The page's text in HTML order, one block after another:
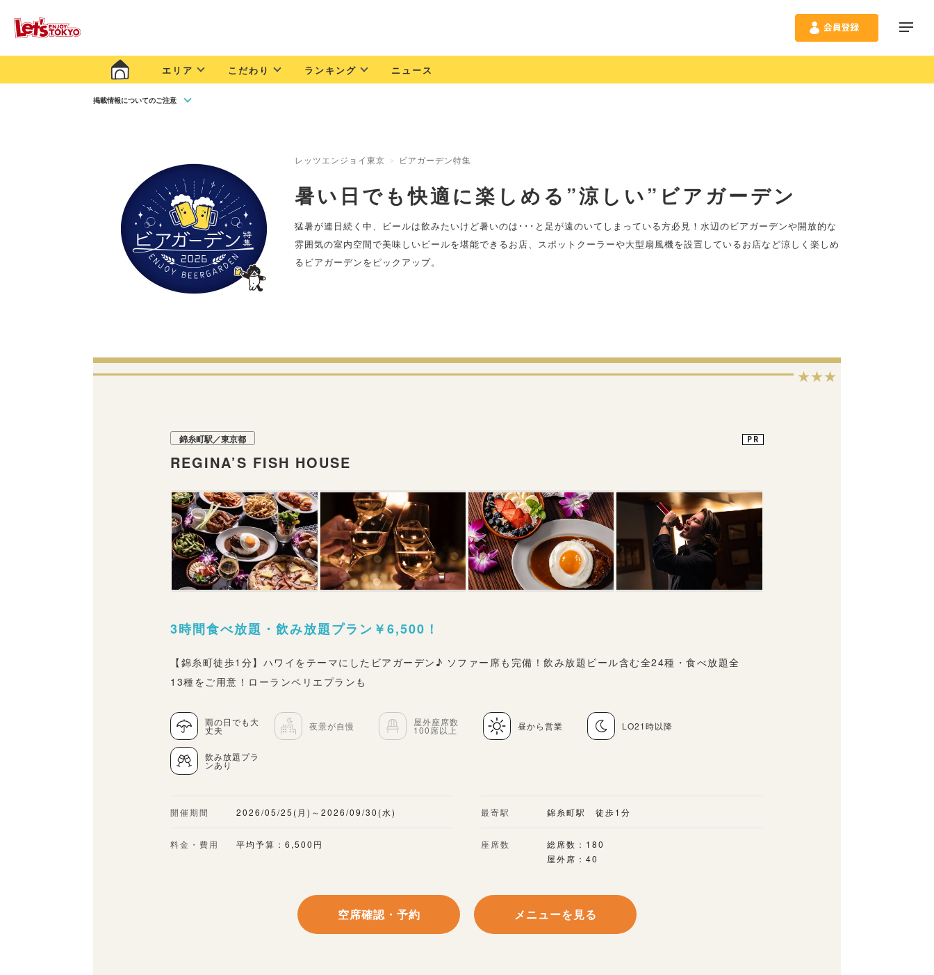
エリア こだわり ランキング ニュース
掲載情報についてのご注意
レッツエンジョイ東京 ビアガーデン特集
暑い日でも快適に楽しめる”涼しい”ビアガーデン
猛暑が連日続く中、ビールは飲みたいけど暑いのは･･･と足が遠のいてしまっている方必見！水辺のビアガーデンや開放的な
雰囲気の室内空間で美味しいビールを堪能できるお店、スポットクーラーや大型扇風機を設置しているお店など涼しく楽しめ
るビアガーデンをピックアップ。
★★★
錦糸町駅／東京都
REGINA’S FISH HOUSE
PR
3時間食べ放題・飲み放題プラン￥6,500！
【錦糸町徒歩1分】ハワイをテーマにしたビアガーデン♪ ソファー席も完備！飲み放題ビール含む全24種・食べ放題全
13種をご用意！ローランペリエプランも
雨の日でも大
丈夫 夜景が自慢 屋外座席数
100席以上 昼から営業 LO21時以降
飲み放題プラ
ンあり
開催期間 2026/05/25(月)～2026/09/30(水) 最寄駅 錦糸町駅 徒歩1分
料金・費用 平均予算：6,500円 座席数
総席数：180
屋外席：40
空席確認・予約 メニューを見る